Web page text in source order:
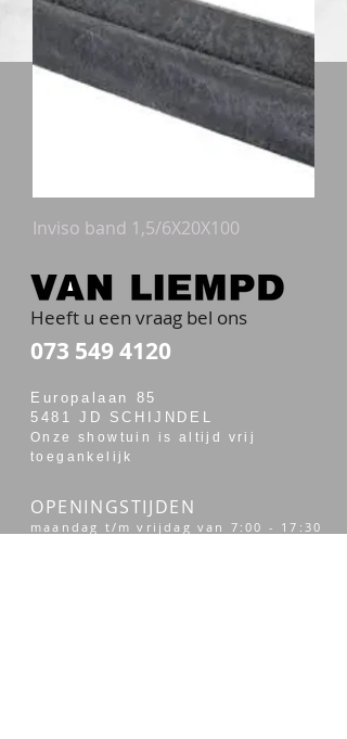
Inviso band 1,5/6X20X100
Heeft u een vraag bel ons
073 549 4120
Europalaan 85
5481 JD SCHIJNDEL
Onze showtuin is altijd vrij
toegankelijk
OPENINGSTIJDEN
maandag t/m vrijdag van 7:00 - 17:30